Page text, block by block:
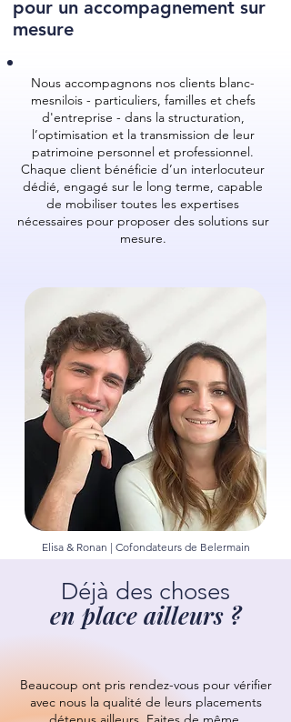
pour un accompagnement sur
mesure
Nous accompagnons nos clients blanc-
mesnilois - particuliers, familles et chefs
d'entreprise - dans la structuration,
l’optimisation et la transmission de leur
patrimoine personnel et professionnel.
Chaque client bénéficie d’un interlocuteur
dédié, engagé sur le long terme, capable
de mobiliser toutes les expertises
nécessaires pour proposer des solutions sur
mesure.
Elisa & Ronan | Cofondateurs de Belermain
Déjà des choses
en place ailleurs ?
Beaucoup ont pris rendez-vous pour vérifier
avec nous la qualité de leurs placements